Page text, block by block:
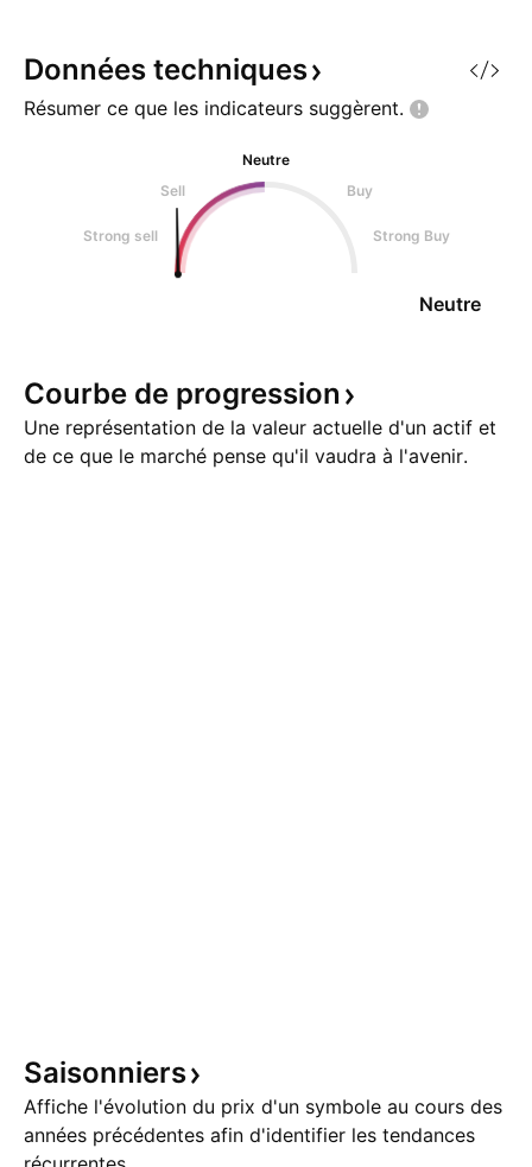
Données techniques
Résumer ce que les indicateurs suggèrent.
Neutre
Sell
Buy
Strong sell Strong Buy
Neutre
Courbe de progression
Une représentation de la valeur actuelle d'un actif et
de ce que le marché pense qu'il vaudra à l'avenir.
Saisonniers
Affiche l'évolution du prix d'un symbole au cours des
années précédentes afin d'identifier les tendances